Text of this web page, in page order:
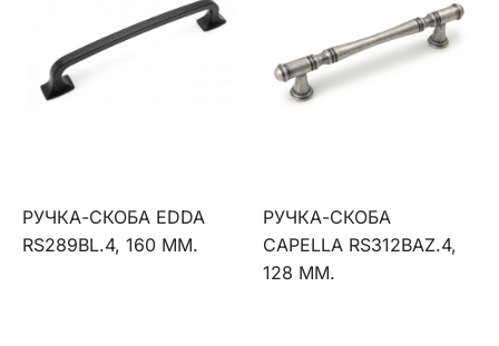
РУЧКА-СКОБА EDDA
RS289BL.4, 160 ММ.
РУЧКА-СКОБА
CAPELLA RS312BAZ.4,
128 ММ.